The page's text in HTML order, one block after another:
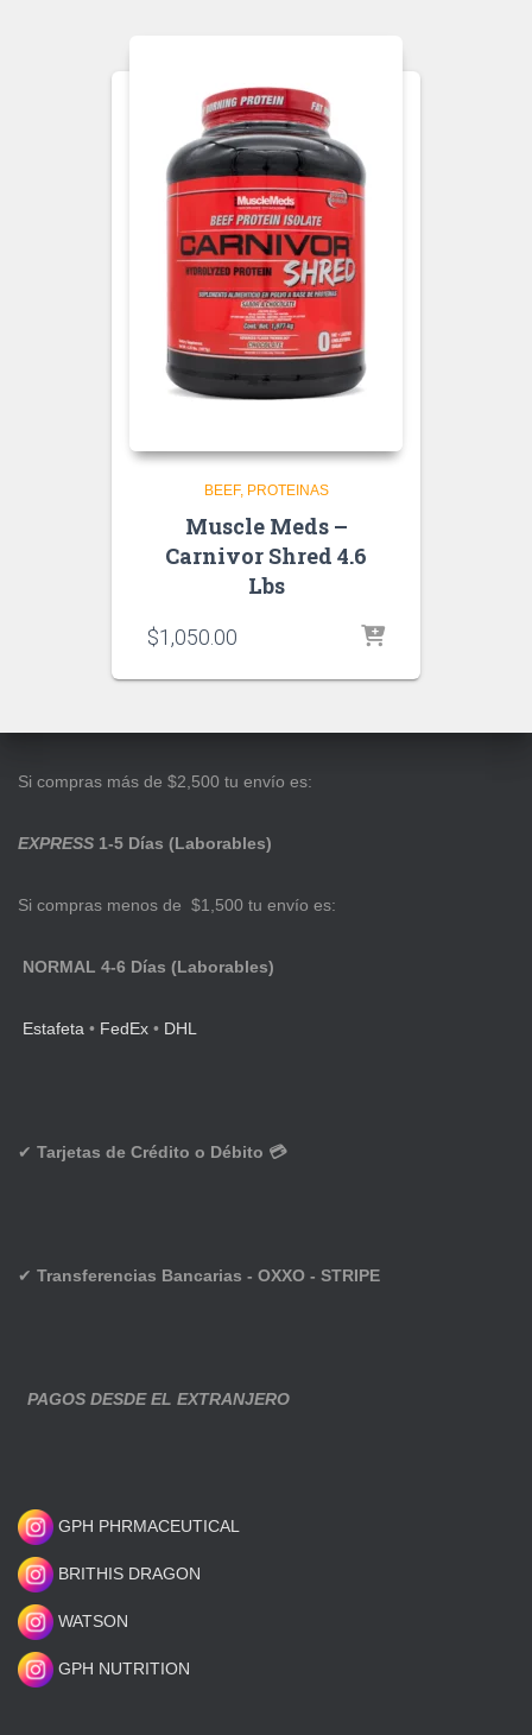
BEEF PROTEINAS
Muscle Meds –
Carnivor Shred 4.6
Lbs
$1,050.00
Si compras más de $2,500 tu envío es:
EXPRESS 1-5 Días (Laborables)
Si compras menos de $1,500 tu envío es:
NORMAL 4-6 Días (Laborables)
Estafeta • FedEx • DHL
✔ Tarjetas de Crédito o Débito 💳
✔ Transferencias Bancarias - OXXO - STRIPE
PAGOS DESDE EL EXTRANJERO
GPH PHRMACEUTICAL
BRITHIS DRAGON
WATSON
GPH NUTRITION